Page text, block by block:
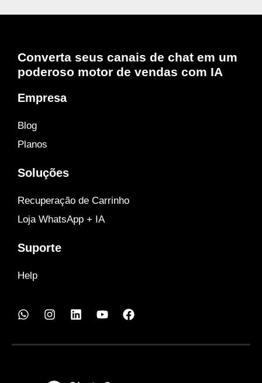
Converta seus canais de chat em um
poderoso motor de vendas com IA
Empresa
Blog
Planos
Soluções
Recuperação de Carrinho
Loja WhatsApp + IA
Suporte
Help